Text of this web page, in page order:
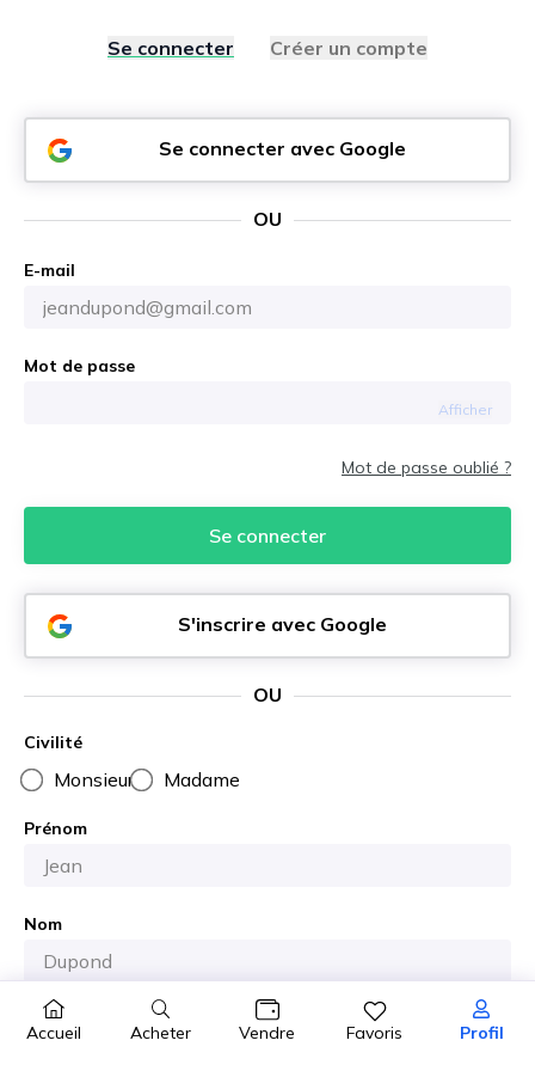
Accueil Acheter Vendre Favoris Profil
Se connecter Créer un compte
Se connecter avec Google
OU
E-mail
Mot de passe
Afficher
Mot de passe oublié ?
Se connecter
S'inscrire avec Google
OU
Civilité
Monsieur Madame
Prénom
Nom
E-mail